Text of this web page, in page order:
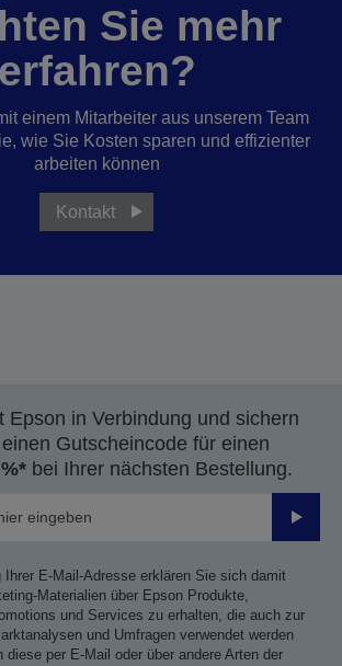
Sie mehr
erfahren?
einem Mitarbeiter aus unserem Team
wie Sie Kosten sparen und effizienter
arbeiten können
Kontakt
Epson in Verbindung und sichern
Gutscheincode für einen
bei Ihrer nächsten Bestellung.
Ihrer E-Mail-Adresse erklären Sie sich damit
Materialien über Epson Produkte,
und Services zu erhalten, die auch zur
und Umfragen verwendet werden
diese per E-Mail oder über andere Arten der